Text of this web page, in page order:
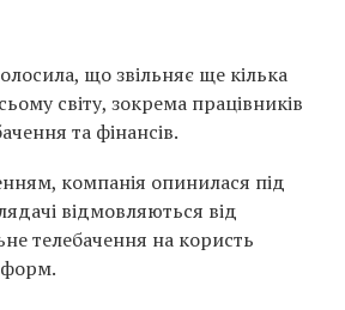
що звільняє ще кілька
світу, зокрема працівників
та фінансів.
компанія опинилася під
відмовляються від
телебачення на користь